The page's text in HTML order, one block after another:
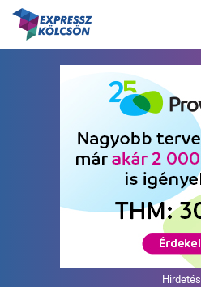
Hirdetés